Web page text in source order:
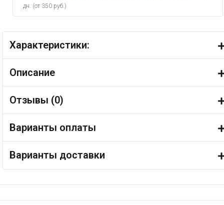
дн. (от 350 руб.)
Характеристики:
Описание
Отзывы (0)
Варианты оплаты
Варианты доставки